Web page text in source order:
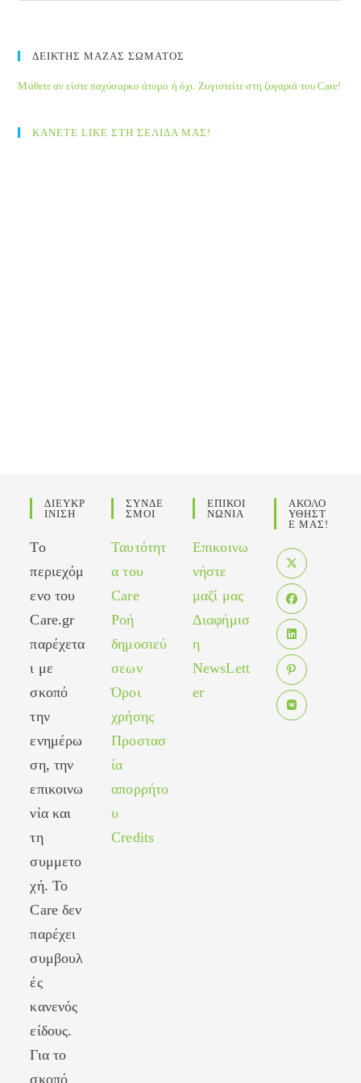
ΔΕΙΚΤΗΣ ΜΑΖΑΣ ΣΩΜΑΤΟΣ
Μάθετε αν είστε παχύσαρκο άτομο ή όχι. Ζυγιστείτε στη ζυγαριά του Care!
ΚΑΝΕΤΕ LIKE ΣΤΗ ΣΕΛΙΔΑ ΜΑΣ!
ΔΙΕΥΚΡ
ΙΝΙΣΗ
Το
περιεχόμ
ενο του
Care.gr
παρέχετα
ι με
σκοπό
την
ενημέρω
ση, την
επικοινω
νία και
τη
συμμετο
χή. Το
Care δεν
παρέχει
συμβουλ
ές
κανενός
είδους.
Για το
σκοπό
ΣΥΝΔΕ
ΣΜΟΙ
Ταυτότητ
α του
Care
Ροή
δημοσιεύ
σεων
Όροι
χρήσης
Προστασ
ία
απορρήτο
υ
Credits
ΕΠΙΚΟΙ
ΝΩΝΙΑ
Επικοινω
νήστε
μαζί μας
Διαφήμισ
η
NewsLett
er
ΑΚΟΛΟ
ΥΘΗΣΤ
Ε ΜΑΣ!
Opens
in
a
new
tab
Opens
in
a
new
tab
Opens
in
a
new
Opens
in